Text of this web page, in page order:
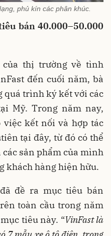
phủ kín các phân khúc.
bán 40.000–50.000
thị trường về tình
đến cuối năm, bà
quá trình ký kết với các
Mỹ. Trong năm nay,
việc kết nối và hợp tác
tại đây, từ đó có thể
sản phẩm của mình
khách hàng hiện hữu.
đề ra mục tiêu bán
toàn cầu trong năm
tiêu này. “VinFast là